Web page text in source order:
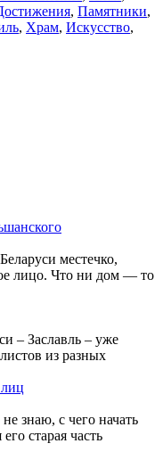
, Памятники,
, Храм, Искусство,
местечко,
лицо. Что ни дом — то
– Заславль – уже
из разных
знаю, с чего начать
старая часть